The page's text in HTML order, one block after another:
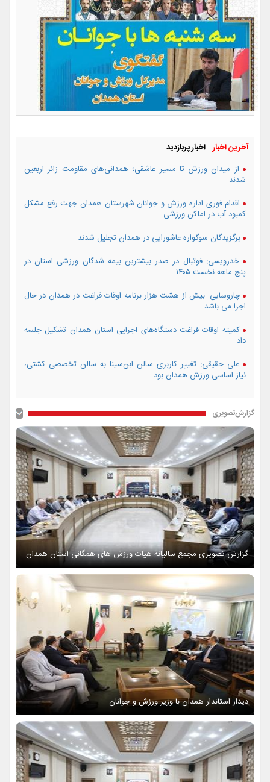
آخرین اخبار اخبار پربازدید
از میدان ورزش تا مسیر عاشقی؛ همدانی‌های مقاومت زائر اربعین
شدند
اقدام فوری اداره ورزش و جوانان شهرستان همدان جهت رفع مشکل
کمبود آب در اماکن ورزشی
برگزیدگان سوگواره عاشورایی در همدان تجلیل شدند
خدرویسی: فوتبال در صدر بیشترین بیمه شدگان ورزشی استان در
پنج ماهه نخست ۱۴۰۵
چاروسایی: بیش از هشت هزار برنامه اوقات فراغت در همدان در حال
اجرا می باشد
کمیته اوقات فراغت دستگاه‌های اجرایی استان همدان تشکیل جلسه
داد
علی حقیقی: تغییر کاربری سالن ابن‌سینا به سالن تخصصی کشتی،
نیاز اساسی ورزش همدان بود
گزارش‌تصویری
گزارش تصویری مجمع سالیانه هیات ورزش های همگانی استان همدان
دیدار استاندار همدان با وزیر ورزش و جوانان